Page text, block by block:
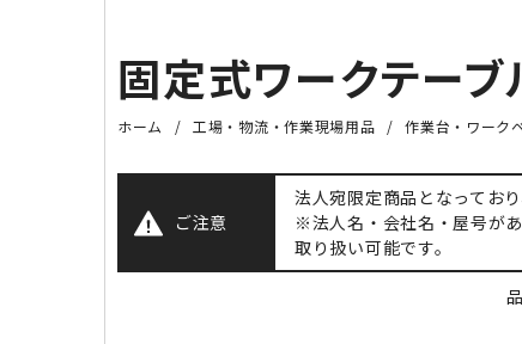
固定式ワークテー
ホーム 工場・物流・作業現場用品 作業台・ワーク
ご注意
法人宛限定商品となってお
※法人名・会社名・屋号が
取り扱い可能です。